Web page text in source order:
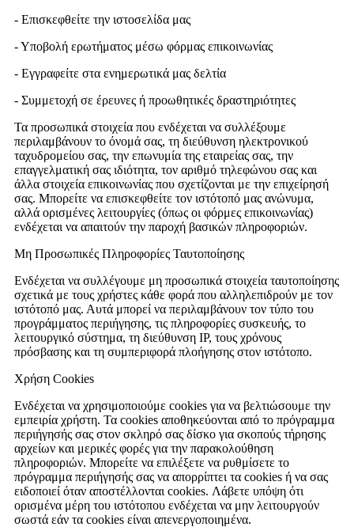
- Επισκεφθείτε την ιστοσελίδα μας
- Υποβολή ερωτήματος μέσω φόρμας επικοινωνίας
- Εγγραφείτε στα ενημερωτικά μας δελτία
- Συμμετοχή σε έρευνες ή προωθητικές δραστηριότητες
Τα προσωπικά στοιχεία που ενδέχεται να συλλέξουμε
περιλαμβάνουν το όνομά σας, τη διεύθυνση ηλεκτρονικού
ταχυδρομείου σας, την επωνυμία της εταιρείας σας, την
επαγγελματική σας ιδιότητα, τον αριθμό τηλεφώνου σας και
άλλα στοιχεία επικοινωνίας που σχετίζονται με την επιχείρησή
σας. Μπορείτε να επισκεφθείτε τον ιστότοπό μας ανώνυμα,
αλλά ορισμένες λειτουργίες (όπως οι φόρμες επικοινωνίας)
ενδέχεται να απαιτούν την παροχή βασικών πληροφοριών.
Μη Προσωπικές Πληροφορίες Ταυτοποίησης
Ενδέχεται να συλλέγουμε μη προσωπικά στοιχεία ταυτοποίησης
σχετικά με τους χρήστες κάθε φορά που αλληλεπιδρούν με τον
ιστότοπό μας. Αυτά μπορεί να περιλαμβάνουν τον τύπο του
προγράμματος περιήγησης, τις πληροφορίες συσκευής, το
λειτουργικό σύστημα, τη διεύθυνση IP, τους χρόνους
πρόσβασης και τη συμπεριφορά πλοήγησης στον ιστότοπο.
Χρήση Cookies
Ενδέχεται να χρησιμοποιούμε cookies για να βελτιώσουμε την
εμπειρία χρήστη. Τα cookies αποθηκεύονται από το πρόγραμμα
περιήγησής σας στον σκληρό σας δίσκο για σκοπούς τήρησης
αρχείων και μερικές φορές για την παρακολούθηση
πληροφοριών. Μπορείτε να επιλέξετε να ρυθμίσετε το
πρόγραμμα περιήγησής σας να απορρίπτει τα cookies ή να σας
ειδοποιεί όταν αποστέλλονται cookies. Λάβετε υπόψη ότι
ορισμένα μέρη του ιστότοπου ενδέχεται να μην λειτουργούν
σωστά εάν τα cookies είναι απενεργοποιημένα.